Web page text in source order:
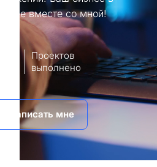
вместе со мной!
Проектов
выполнено
Написать мне